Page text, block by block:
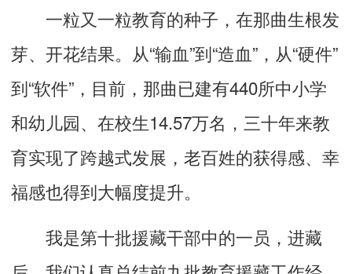
一粒又一粒教育的种子，在那曲生根发
芽、开花结果。从“输血”到“造血”，从“硬件”
到“软件”，目前，那曲已建有440所中小学
和幼儿园、在校生14.57万名，三十年来教
育实现了跨越式发展，老百姓的获得感、幸
福感也得到大幅度提升。
我是第十批援藏干部中的一员，进藏